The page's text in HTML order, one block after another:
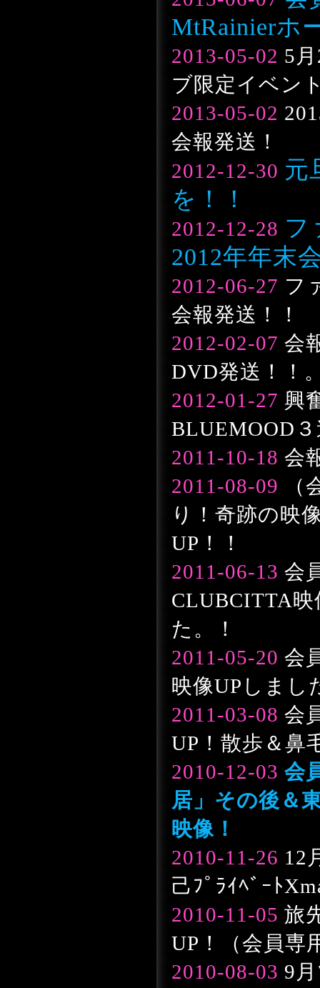
MtRainierホ
2013-05-02 5
ブ限定イベン
2013-05-02
会報発送！
2012-12-30 元
を！！
2012-12-28 フ
2012年年末
2012-06-27 フ
会報発送！！
2012-02-07 会
DVD発送！！
2012-01-27 興
BLUEMOOD
2011-10-18 会
2011-08-09 （
り！奇跡の映
UP！！
2011-06-13 会
CLUBCITTA
た。！
2011-05-20 会
映像UPしまし
2011-03-08 会
UP！散歩＆鼻
2010-12-03 会
居」その後＆
映像！
2010-11-26 12
己ﾌﾟﾗｲﾍﾞｰﾄ
2010-11-05 旅
UP！（会員専
2010-08-03 9